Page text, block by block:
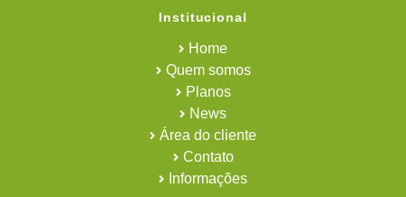
Institucional
Home
Quem somos
Planos
News
Área do cliente
Contato
Informações